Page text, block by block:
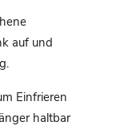
auf und
Einfrieren
haltbar